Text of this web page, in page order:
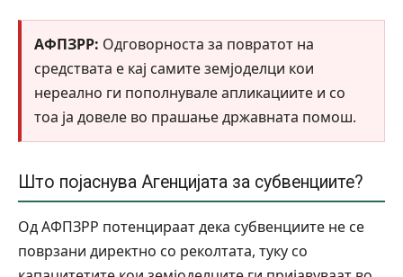
АФПЗРР: Одговорноста за повратот на
средствата е кај самите земјоделци кои
нереално ги пополнувале апликациите и со
тоа ја довеле во прашање државната помош.
Што појаснува Агенцијата за субвенциите?
Од АФПЗРР потенцираат дека субвенциите не се
поврзани директно со реколтата, туку со